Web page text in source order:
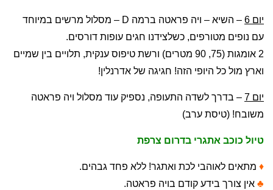
יום 6 –
השיא – ויה פראטה ברמה D – מסלול מרשים במיוחד
עם נופים מטורפים, כשלצידנו חגים עופות דורסים.
2 אומגות (75, 90 מטרים) ורשת טיפוס ענקית, תלויים בין שמיים
וארץ מול כל היופי הזה! חגיגה של אדרנלין!
יום 7
– בדרך לשדה התעופה, נספיק עוד מסלול ויה פראטה
משובח! (טיסת ערב)
טיול כוכב אתגרי בדרום צרפת
♦ מתאים לאוהבי לכת ואתגר! ללא פחד גבהים.
♣ אין צורך בידע קודם בויה פראטה.